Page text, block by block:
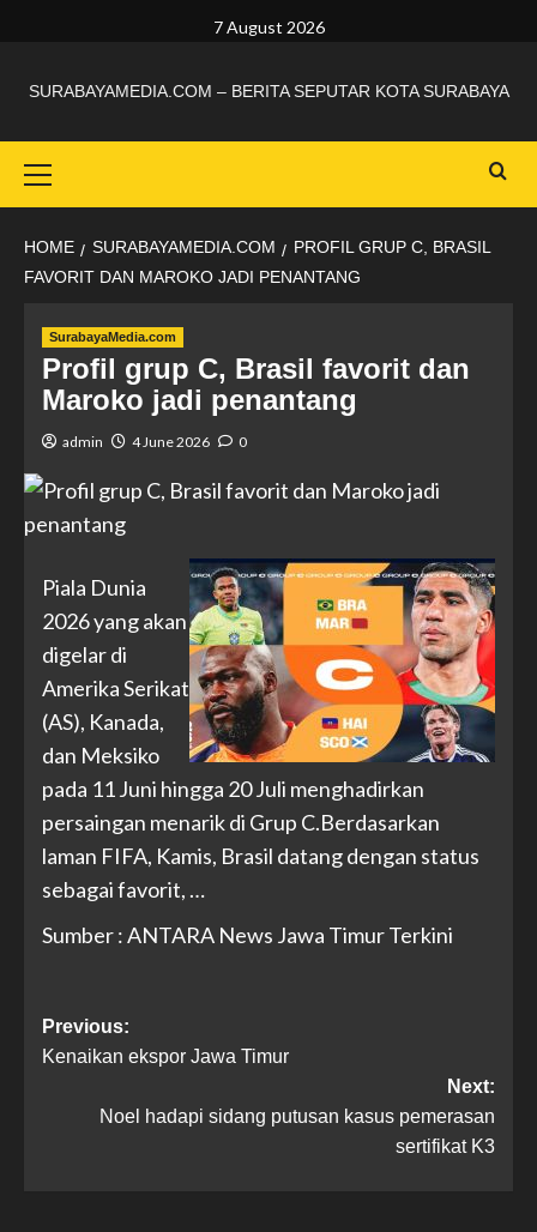
7 August 2026
SURABAYAMEDIA.COM – BERITA SEPUTAR KOTA SURABAYA
HOME SURABAYAMEDIA.COM
PROFIL GRUP C, BRASIL
FAVORIT DAN MAROKO JADI PENANTANG
SurabayaMedia.com
Profil grup C, Brasil favorit dan
Maroko jadi penantang
admin 4 June 2026 0
Piala Dunia
2026 yang akan
digelar di
Amerika Serikat
(AS), Kanada,
dan Meksiko
pada 11 Juni hingga 20 Juli menghadirkan
persaingan menarik di Grup C.Berdasarkan
laman FIFA, Kamis, Brasil datang dengan status
sebagai favorit, …
Sumber : ANTARA News Jawa Timur Terkini
Previous:
Kenaikan ekspor Jawa Timur
Next:
Noel hadapi sidang putusan kasus pemerasan
sertifikat K3